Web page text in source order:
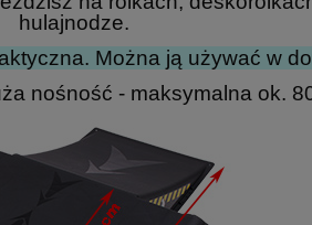
hulajnodze.
Można ją używać w
nośność - maksymalna ok.